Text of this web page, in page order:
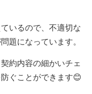
いるので、不適切な
題になっています。
約内容の細かいチェ
ぐことができます😊